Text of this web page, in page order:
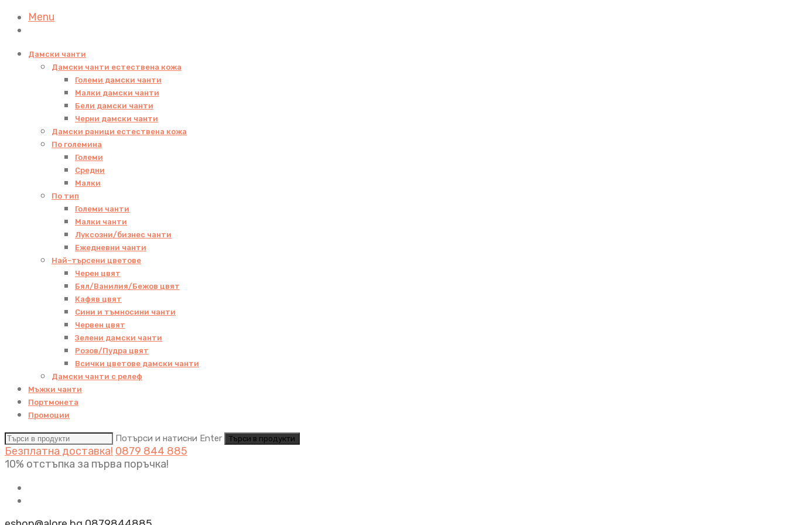
Menu
Дамски чанти
Дамски чанти естествена кожа
Големи дамски чанти
Малки дамски чанти
Бели дамски чанти
Черни дамски чанти
Дамски раници естествена кожа
По големина
Големи
Средни
Малки
По тип
Големи чанти
Малки чанти
Луксозни/бизнес чанти
Ежедневни чанти
Най-търсени цветове
Черен цвят
Бял/Ванилия/Бежов цвят
Кафяв цвят
Сини и тъмносини чанти
Червен цвят
Зелени дамски чанти
Розов/Пудра цвят
Всички цветове дамски чанти
Дамски чанти с релеф
Мъжки чанти
Портмонета
Промоции
Потърси и натисни Enter
Безплатна доставка! 0879 844 885
10% отстъпка за първа поръчка!